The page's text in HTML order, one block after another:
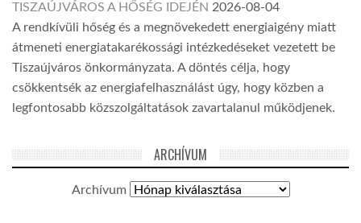
TISZAÚJVÁROS A HŐSÉG IDEJÉN 2026-08-04
A rendkívüli hőség és a megnövekedett energiaigény miatt
átmeneti energiatakarékossági intézkedéseket vezetett be
Tiszaújváros önkormányzata. A döntés célja, hogy
csökkentsék az energiafelhasználást úgy, hogy közben a
legfontosabb közszolgáltatások zavartalanul működjenek.
ARCHÍVUM
Archívum